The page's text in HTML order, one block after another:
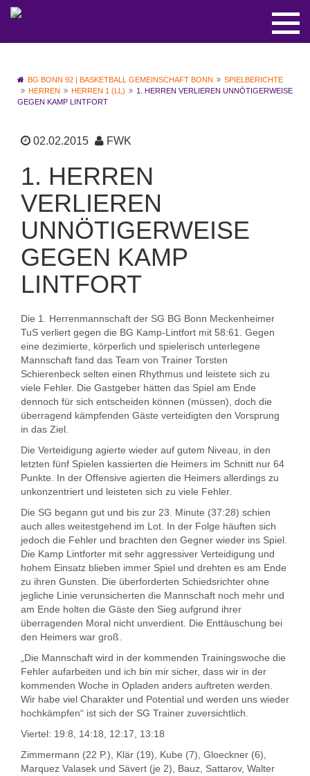
BG BONN 92 | BASKETBALL GEMEINSCHAFT BONN
SPIELBERICHTE
HERREN
HERREN 1 (LL)
1. HERREN VERLIEREN UNNÖTIGERWEISE
GEGEN KAMP LINTFORT
02.02.2015 FWK
1. HERREN
VERLIEREN
UNNÖTIGERWEISE
GEGEN KAMP
LINTFORT
Die 1. Herrenmannschaft der SG BG Bonn Meckenheimer
TuS verliert gegen die BG Kamp-Lintfort mit 58:61. Gegen
eine dezimierte, körperlich und spielerisch unterlegene
Mannschaft fand das Team von Trainer Torsten
Schierenbeck selten einen Rhythmus und leistete sich zu
viele Fehler. Die Gastgeber hätten das Spiel am Ende
dennoch für sich entscheiden können (müssen), doch die
überragend kämpfenden Gäste verteidigten den Vorsprung
in das Ziel.
Die Verteidigung agierte wieder auf gutem Niveau, in den
letzten fünf Spielen kassierten die Heimers im Schnitt nur 64
Punkte. In der Offensive agierten die Heimers allerdings zu
unkonzentriert und leisteten sich zu viele Fehler.
Die SG begann gut und bis zur 23. Minute (37:28) schien
auch alles weitestgehend im Lot. In der Folge häuften sich
jedoch die Fehler und brachten den Gegner wieder ins Spiel.
Die Kamp Lintforter mit sehr aggressiver Verteidigung und
hohem Einsatz blieben immer Spiel und drehten es am Ende
zu ihren Gunsten. Die überforderten Schiedsrichter ohne
jegliche Linie verunsicherten die Mannschaft noch mehr und
am Ende holten die Gäste den Sieg aufgrund ihrer
überragenden Moral nicht unverdient. Die Enttäuschung bei
den Heimers war groß.
„Die Mannschaft wird in der kommenden Trainingswoche die
Fehler aufarbeiten und ich bin mir sicher, dass wir in der
kommenden Woche in Opladen anders auftreten werden.
Wir habe viel Charakter und Potential und werden uns wieder
hochkämpfen“ ist sich der SG Trainer zuversichtlich.
Viertel: 19:8, 14:18, 12:17, 13:18
Zimmermann (22 P.), Klär (19), Kube (7), Gloeckner (6),
Marquez Valasek und Sävert (je 2), Bauz, Sattarov, Walter